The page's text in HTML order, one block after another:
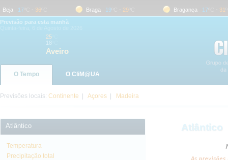
17 ºC- 36 ºC Braga 19 ºC- 29 ºC Bragança 17 ºC- 31 ºC
Previsão para esta manhã
25
18
Aveiro
O Tempo O CliM@UA
Previsões locais: Continente Açores Madeira
Atlântico
Temperatura
Precipitação total
Atlântico